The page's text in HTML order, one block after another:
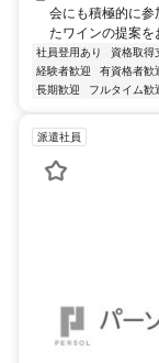
会にも積極的に参
たワインの提案を
社員登用あり 資格取得
経験者歓迎
有資格者歓
長期歓迎
フルタイム歓
派遣社員